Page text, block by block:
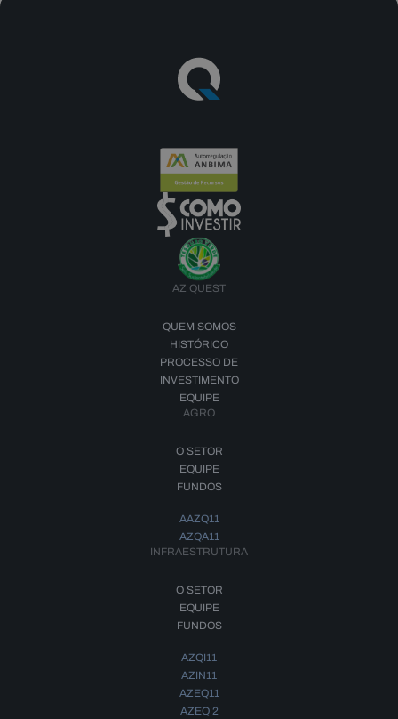
AZ QUEST
QUEM SOMOS
HISTÓRICO
PROCESSO DE
INVESTIMENTO
EQUIPE
AGRO
O SETOR
EQUIPE
FUNDOS
AAZQ11
AZQA11
INFRAESTRUTURA
O SETOR
EQUIPE
FUNDOS
AZQI11
AZIN11
AZEQ11
AZEQ 2